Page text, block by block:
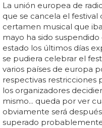
La unión europea de
que se cancela el festival
certamen musical que
mayo ha sido suspendido
estado los últimos días
se pudiera celebrar el
varios países de europa
respectivas restricciones
los organizadores
mismo... queda por ver
obviamente será
superado